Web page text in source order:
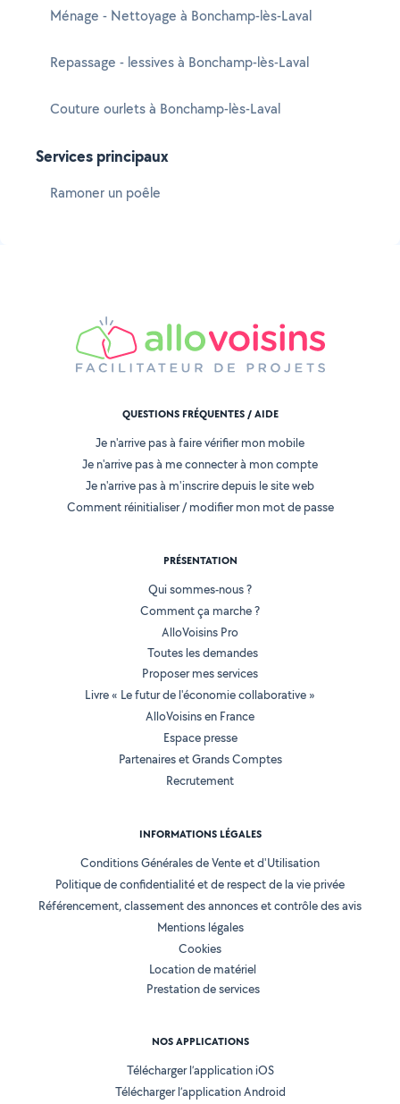
Ménage - Nettoyage à Bonchamp-lès-Laval
Repassage - lessives à Bonchamp-lès-Laval
Couture ourlets à Bonchamp-lès-Laval
Services principaux
Ramoner un poêle
QUESTIONS FRÉQUENTES / AIDE
Je n'arrive pas à faire vérifier mon mobile
Je n'arrive pas à me connecter à mon compte
Je n'arrive pas à m'inscrire depuis le site web
Comment réinitialiser / modifier mon mot de passe
PRÉSENTATION
Qui sommes-nous ?
Comment ça marche ?
AlloVoisins Pro
Toutes les demandes
Proposer mes services
Livre « Le futur de l'économie collaborative »
AlloVoisins en France
Espace presse
Partenaires et Grands Comptes
Recrutement
INFORMATIONS LÉGALES
Conditions Générales de Vente et d'Utilisation
Politique de confidentialité et de respect de la vie privée
Référencement, classement des annonces et contrôle des avis
Mentions légales
Cookies
Location de matériel
Prestation de services
NOS APPLICATIONS
Télécharger l’application iOS
Télécharger l’application Android